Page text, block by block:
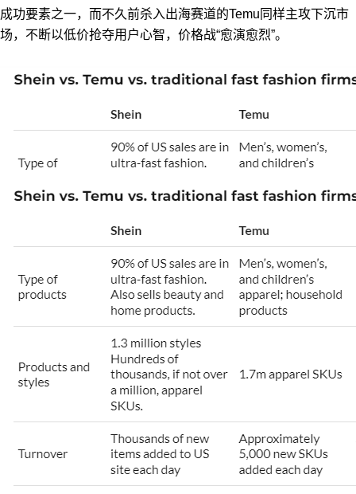
成功要素之一，而不久前杀入出海赛道的Temu同样主攻下沉市
场，不断以低价抢夺用户心智，价格战“愈演愈烈”。